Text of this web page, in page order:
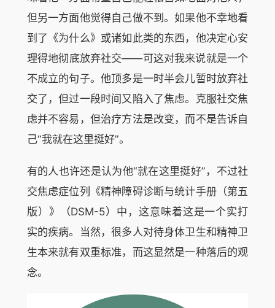
但另一方面他觉得自己做不到。如果他不幸地看
到了《为什么》或诸如此类的东西，他决定心安
理得地彻底放弃社交——可这对我来说就是一个
不成立的句子。他顶多是一时半会儿暂时放弃社
交了，但过一段时间又陷入了焦虑。克服社交焦
虑并不容易，但治疗方法是改变，而不是告诉自
己“我就在这里挺好”。
有的人也许还是认为他“就在这里挺好”，不过社
交焦虑症位列《精神障碍诊断与统计手册（第五
版）》（DSM-5）中，这意味着这是一个实打
实的疾病。当然，很多人对待身体卫生和精神卫
生本来就有双重标准，而这显然是一种落后的观
念。